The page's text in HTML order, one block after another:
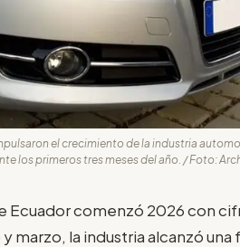
el crecimiento de la industria
los primeros tres meses del año. / Foto:
comenzó 2026 con
marzo, la industria alcanzó una